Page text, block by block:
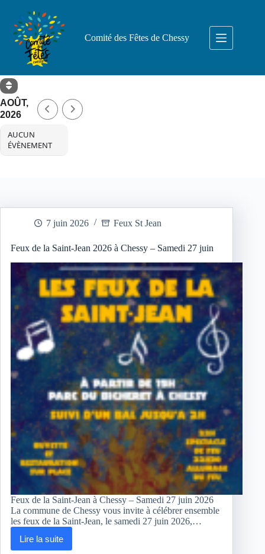
contenu
Comité des Fêtes de Chessy
AOÛT,
2026
AUCUN
ÉVÈNEMENT
7 juin 2026 Feux St Jean
Feux de la Saint-Jean 2026 à Chessy – Samedi 27 juin
Feux de la Saint-Jean à Chessy – Samedi 27 juin 2026
La commune de Chessy vous invite à célébrer ensemble
les feux de la Saint-Jean, le samedi 27 juin 2026,…
Lire la suite
Feux